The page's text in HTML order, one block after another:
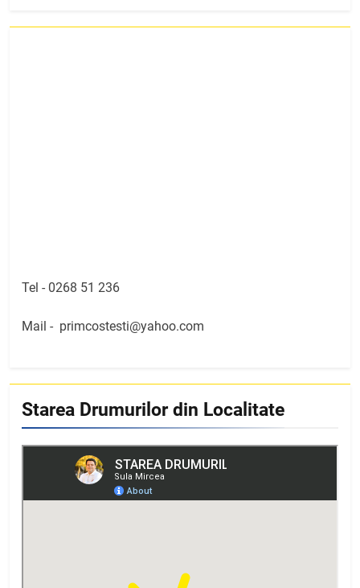
Tel - 0268 51 236
Mail - primcostesti@yahoo.com
Starea Drumurilor din Localitate